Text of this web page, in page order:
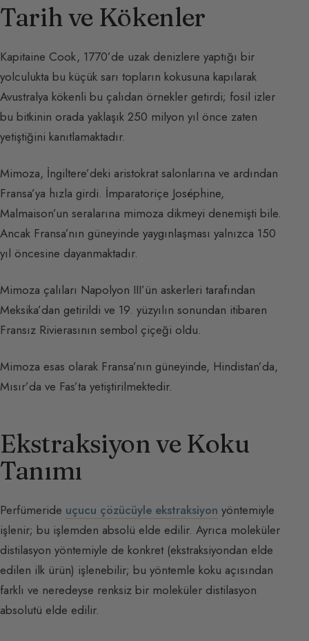
Tarih ve Kökenler
Kapitaine Cook, 1770’de uzak denizlere yaptığı bir
yolculukta bu küçük sarı topların kokusuna kapılarak
Avustralya kökenli bu çalıdan örnekler getirdi; fosil izler
bu bitkinin orada yaklaşık 250 milyon yıl önce zaten
yetiştiğini kanıtlamaktadır.
Mimoza, İngiltere’deki aristokrat salonlarına ve ardından
Fransa’ya hızla girdi. İmparatoriçe Joséphine,
Malmaison’un seralarına mimoza dikmeyi denemişti bile.
Ancak Fransa’nın güneyinde yaygınlaşması yalnızca 150
yıl öncesine dayanmaktadır.
Mimoza çalıları Napolyon III’ün askerleri tarafından
Meksika’dan getirildi ve 19. yüzyılın sonundan itibaren
Fransız Rivierasının sembol çiçeği oldu.
Mimoza esas olarak Fransa’nın güneyinde, Hindistan’da,
Mısır’da ve Fas’ta yetiştirilmektedir.
Ekstraksiyon ve Koku
Tanımı
Perfümeride uçucu çözücüyle ekstraksiyon yöntemiyle
işlenir; bu işlemden absolü elde edilir. Ayrıca moleküler
distilasyon yöntemiyle de konkret (ekstraksiyondan elde
edilen ilk ürün) işlenebilir; bu yöntemle koku açısından
farklı ve neredeyse renksiz bir moleküler distilasyon
absolutü elde edilir.